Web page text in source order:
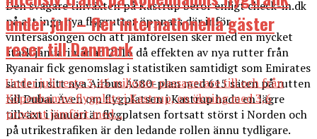
Den svagare tillväxten på Kastrup beror enligt check-in.dk
på att inga nya flygrutter öppnats där inför
vintersäsongen och att jämförelsen sker med en mycket
stark januarimånad 2016 då effekten av nya rutter från
Ryanair fick genomslag i statistiken samtidigt som Emirates
satte in sitt nya Airbus A380-plan med 615 säten på rutten
till Dubai. Även om flygplatsen i Kastrup hade en lägre
tillväxt i januari är flygplatsen fortsatt störst i Norden och
på utrikestrafiken är den ledande rollen ännu tydligare.
under juli – fler internationella gäster
reser till Danmark
Under juli reste 3,45 miljoner passagerare till och från
Köpenhamns flygplats i Kastrup, en ökning med 3,6
procent jämfört med...